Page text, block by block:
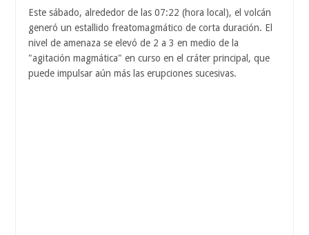
Este sábado, alrededor de las 07:22 (hora local), el volcán
generó un estallido freatomagmático de corta duración. El
nivel de amenaza se elevó de 2 a 3 en medio de la
"agitación magmática" en curso en el cráter principal, que
puede impulsar aún más las erupciones sucesivas.